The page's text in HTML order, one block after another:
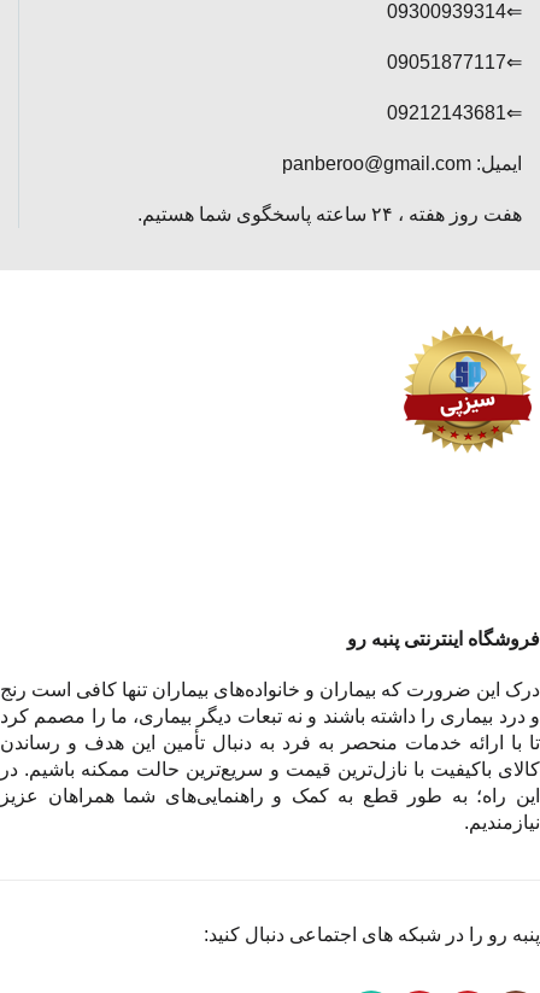
⇐09300939314
⇐09051877117
⇐09212143681
ایمیل: panberoo@gmail.com
هفت روز هفته ، ۲۴ ساعته پاسخگوی شما هستیم.
فروشگاه اینترنتی پنبه رو
درک این ضرورت که بیماران و خانواده‌های بیماران تنها کافی است رنج
و درد بیماری را داشته باشند و نه تبعات دیگر بیماری، ما را مصمم کرد
تا با ارائه خدمات منحصر به فرد به دنبال تأمین این هدف و رساندن
کالای باکیفیت با نازل‌ترین قیمت و سریع‌ترین حالت ممکنه باشیم. در
این راه؛ به طور قطع به کمک و راهنمایی‌های شما همراهان عزیز
نیازمندیم.
پنبه رو را در شبکه های اجتماعی دنبال کنید: